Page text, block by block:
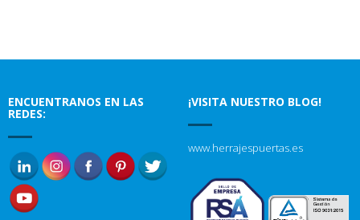
ENCUENTRANOS EN LAS
REDES:
¡VISITA NUESTRO BLOG!
www.herrajespuertas.es